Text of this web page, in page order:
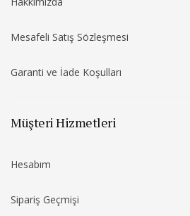
Mesafeli Satış Sözleşmesi
Garanti ve İade Koşulları
Müşteri Hizmetleri
Hesabım
Sipariş Geçmişi